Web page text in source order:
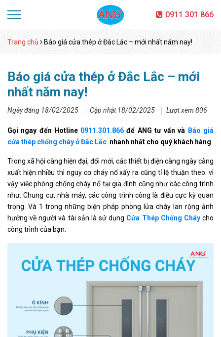
0911 301 866
Trang chủ Báo giá cửa thép ở Đắc Lắc – mới nhất năm nay!
Báo giá cửa thép ở Đắc Lắc – mới
nhất năm nay!
Ngày đăng 18/02/2025 Cập nhật 18/02/2025 Lượt xem 806
Gọi ngay đến Hotline 0911.301.866 để ANG tư vấn và Báo giá
cửa thép chống cháy ở Đắc Lắc nhanh nhất cho quý khách hàng
Trong xã hội càng hiện đại, đổi mới, các thiết bị điện càng ngày càng
xuất hiện nhiều thì nguy cơ cháy nổ xẩy ra cũng tỉ lệ thuận theo. vì
vậy việc phòng chống cháy nổ tại gia đình cũng như các công trình
như: Chung cư, nhà máy, các công trình công là điều cực kỳ quan
trọng. Và 1 trong những biện pháp phòng lửa cháy lan rộng ảnh
hưởng về người và tài sản là sử dụng Cửa Thép Chống Cháycho
công trình của bạn.